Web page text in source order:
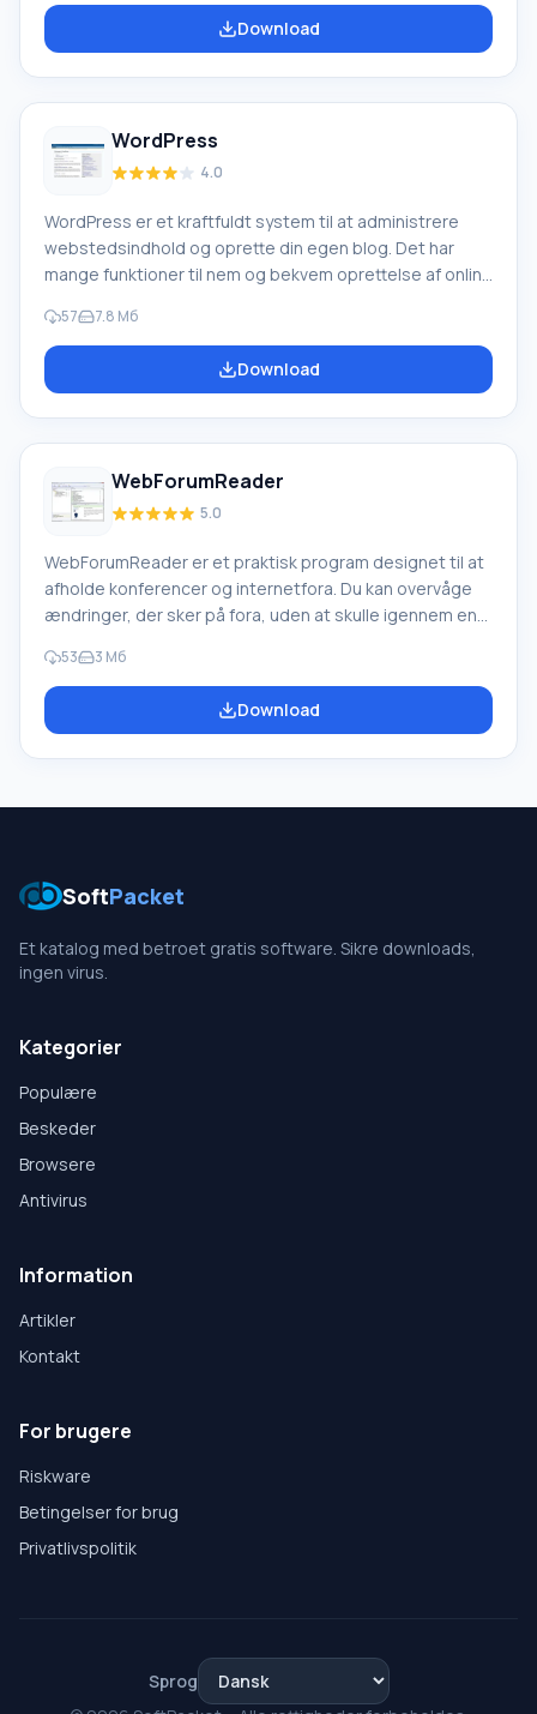
kan være links til websteder, navne på personer og
andre tekster, der forklarer billeder. De kan også
Download
WordPress
4.0
WordPress er et kraftfuldt system til at administrere
webstedsindhold og oprette din egen blog. Det har
mange funktioner til nem og bekvem oprettelse af online
bruges både til at oprette simple blogs og til
nyhedsressourcer eller onlinebutikker. Applikationen
giver dig mulighed for frit at distribuere den information,
adgangskode, download
57 7.8 Мб
Download
WebForumReader
5.0
WebForumReader er et praktisk program designet til at
afholde konferencer og internetfora. Du kan overvåge
ændringer, der sker på fora, uden at skulle igennem en
og ændrede forumemner, og skjuler eller markerer
tidligere sete. Du vil bruge meget mindre tid på at sætte
dig ind i et nyt forum. Funktion ved WebForumReader Når
53 3 Мб
Download
SoftPacket
Et katalog med betroet gratis software. Sikre downloads,
ingen virus.
Kategorier
Populære
Beskeder
Browsere
Antivirus
Information
Artikler
Kontakt
For brugere
Riskware
Betingelser for brug
Privatlivspolitik
Sprog